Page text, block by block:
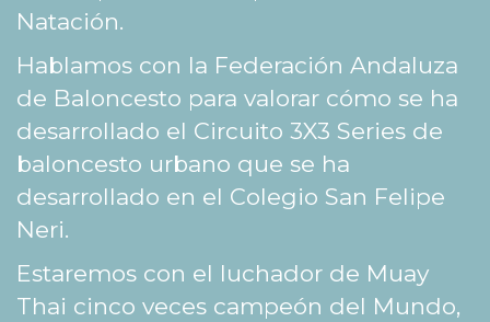
Natación.
Hablamos con la Federación Andaluza
de Baloncesto para valorar cómo se ha
desarrollado el Circuito 3X3 Series de
baloncesto urbano que se ha
desarrollado en el Colegio San Felipe
Neri.
Estaremos con el luchador de Muay
Thai cinco veces campeón del Mundo,